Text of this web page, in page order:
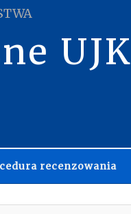
UJK
recenzowania